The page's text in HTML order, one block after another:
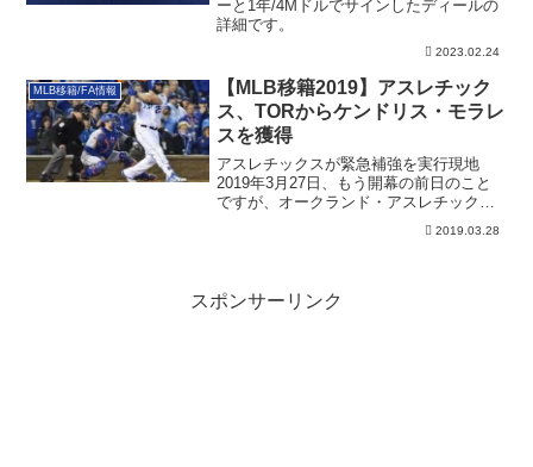
ーと1年/4Mドルでサインしたディールの
詳細です。
2023.02.24
MLB移籍/FA情報
【MLB移籍2019】アスレチック
ス、TORからケンドリス・モラレ
スを獲得
アスレチックスが緊急補強を実行現地
2019年3月27日、もう開幕の前日のこと
ですが、オークランド・アスレチックス
2019.03.28
スポンサーリンク